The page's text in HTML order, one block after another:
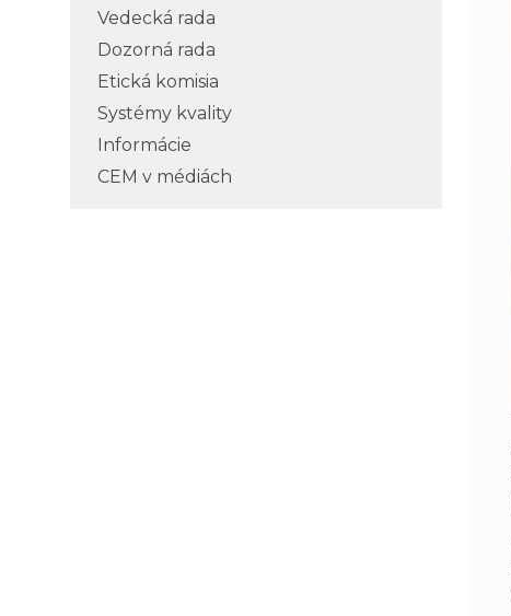
Vedecká rada
Dozorná rada
Etická komisia
Systémy kvality
Informácie
CEM v médiách